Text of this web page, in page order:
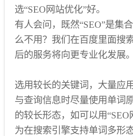
选“SEO网站优化”好。
有人会问，既然“SEO”是集
么不用？我们在百度里面搜
后的服务将向更专业化发展。
选用较长的关键词，大量应
与查询信息时尽量使用单词
的较长形态，如可以用
为在搜索引擎支持单词多形